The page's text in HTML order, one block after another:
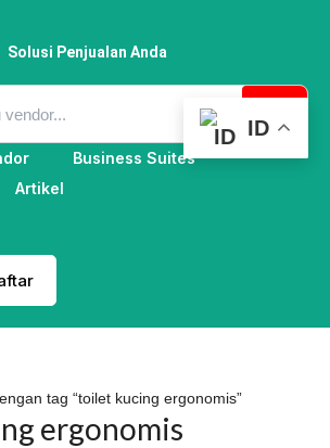
Solusi Penjualan Anda
Business Suites
Artikel
tag “toilet kucing ergonomis”
ergonomis
ID